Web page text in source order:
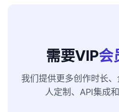
需要VIP会
我们提供更多创作时长
人定制、API集成